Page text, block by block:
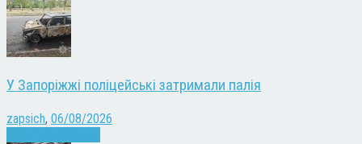
У Запоріжжі поліцейські затримали палія
zapsich, 06/08/2026